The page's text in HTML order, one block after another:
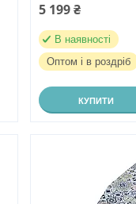
5 199 ₴
В наявності
Оптом і в роздріб
КУПИТИ